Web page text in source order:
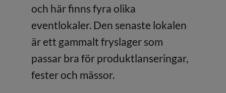
och här finns fyra olika
eventlokaler. Den senaste lokalen
är ett gammalt fryslager som
passar bra för produktlanseringar,
fester och mässor.